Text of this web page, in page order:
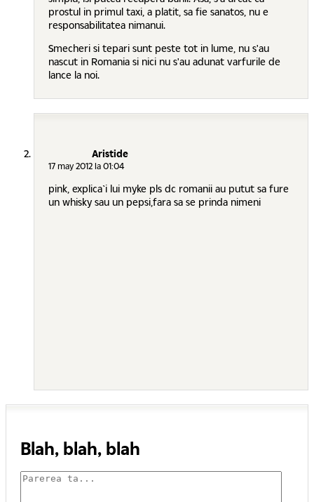
prostul in primul taxi, a platit, sa fie sanatos, nu e
responsabilitatea nimanui.
Smecheri si tepari sunt peste tot in lume, nu s'au
nascut in Romania si nici nu s'au adunat varfurile de
lance la noi.
Aristide
17 may 2012 la 01:04
pink, explica`i lui myke pls dc romanii au putut sa fure
un whisky sau un pepsi,fara sa se prinda nimeni
Blah, blah, blah